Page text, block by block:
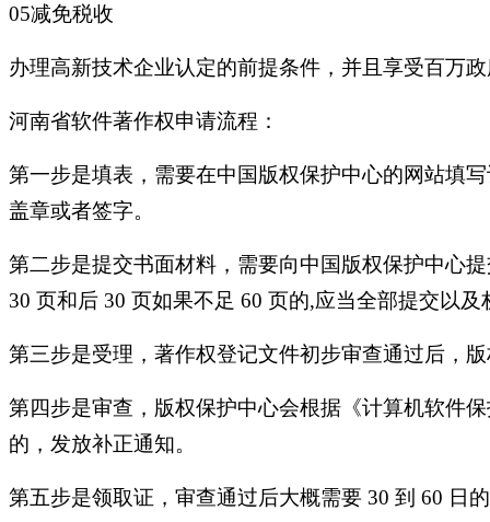
05减免税收
办理高新技术企业认定的前提条件，并且享受百万
河南省软件著作权申请流程：
第一步是填表，需要在中国版权保护中心的网站填
盖章或者签字。
第二步是提交书面材料，需要向中国版权保护中心
30 页和后 30 页如果不足 60 页的,应当全部提交以及
第三步是受理，著作权登记文件初步审查通过后，
第四步是审查，版权保护中心会根据《计算机软件
的，发放补正通知。
第五步是领取证，审查通过后大概需要 30 到 60